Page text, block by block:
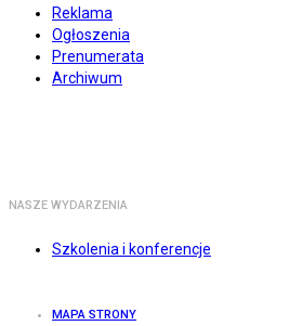
Reklama
Ogłoszenia
Prenumerata
Archiwum
NASZE WYDARZENIA
Szkolenia i konferencje
MAPA STRONY